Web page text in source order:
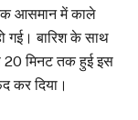
आसमान में काले
गई। बारिश के साथ
मिनट तक हुई इस
कर दिया।